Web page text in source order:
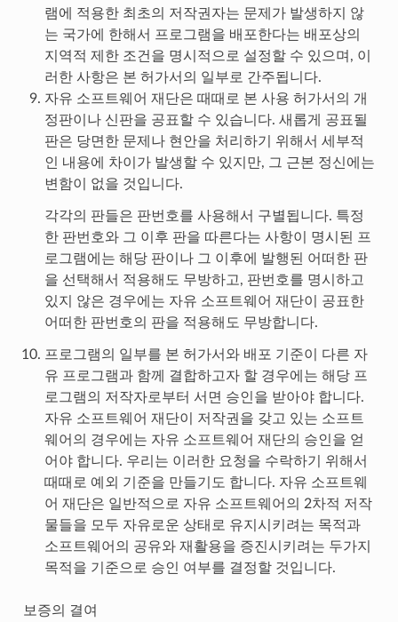
램에 적용한 최초의 저작권자는 문제가 발생하지 않
는 국가에 한해서 프로그램을 배포한다는 배포상의
지역적 제한 조건을 명시적으로 설정할 수 있으며, 이
러한 사항은 본 허가서의 일부로 간주됩니다.
자유 소프트웨어 재단은 때때로 본 사용 허가서의 개
정판이나 신판을 공표할 수 있습니다. 새롭게 공표될
판은 당면한 문제나 현안을 처리하기 위해서 세부적
인 내용에 차이가 발생할 수 있지만, 그 근본 정신에는
변함이 없을 것입니다.
각각의 판들은 판번호를 사용해서 구별됩니다. 특정
한 판번호와 그 이후 판을 따른다는 사항이 명시된 프
로그램에는 해당 판이나 그 이후에 발행된 어떠한 판
을 선택해서 적용해도 무방하고, 판번호를 명시하고
있지 않은 경우에는 자유 소프트웨어 재단이 공표한
어떠한 판번호의 판을 적용해도 무방합니다.
프로그램의 일부를 본 허가서와 배포 기준이 다른 자
유 프로그램과 함께 결합하고자 할 경우에는 해당 프
로그램의 저작자로부터 서면 승인을 받아야 합니다.
자유 소프트웨어 재단이 저작권을 갖고 있는 소프트
웨어의 경우에는 자유 소프트웨어 재단의 승인을 얻
어야 합니다. 우리는 이러한 요청을 수락하기 위해서
때때로 예외 기준을 만들기도 합니다. 자유 소프트웨
어 재단은 일반적으로 자유 소프트웨어의 2차적 저작
물들을 모두 자유로운 상태로 유지시키려는 목적과
소프트웨어의 공유와 재활용을 증진시키려는 두가지
목적을 기준으로 승인 여부를 결정할 것입니다.
보증의 결여